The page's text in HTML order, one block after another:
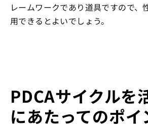
レームワークであり道具ですので、
用できるとよいでしょう。
PDCAサイクルを
にあたってのポイ